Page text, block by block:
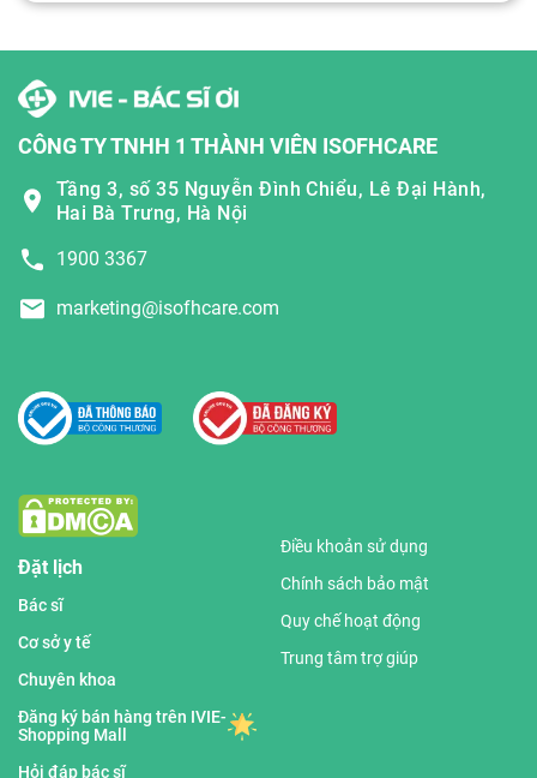
CÔNG TY TNHH 1 THÀNH VIÊN ISOFHCARE
Tầng 3, số 35 Nguyễn Đình Chiểu, Lê Đại Hành,
Hai Bà Trưng, Hà Nội
1900 3367
marketing@isofhcare.com
Đặt lịch
Bác sĩ
Cơ sở y tế
Chuyên khoa
Đăng ký bán hàng trên IVIE-
Shopping Mall
Hỏi đáp bác sĩ
Điều khoản sử dụng
Chính sách bảo mật
Quy chế hoạt động
Trung tâm trợ giúp